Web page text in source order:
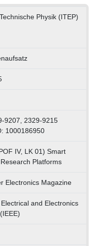
Physik (ITEP)
9207, 2329-9215
1000186950
IV, LK 01) Smart
Platforms
Electronics Magazine
and Electronics